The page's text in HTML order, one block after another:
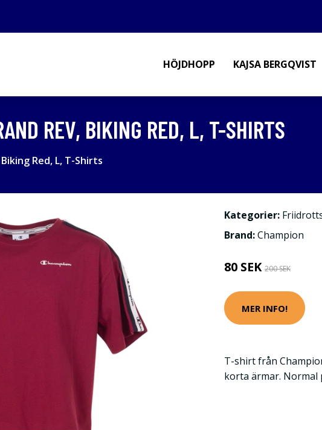
HÖJDHOPP KAJSA BERGQVIST
REV, BIKING RED, L, T-SHIRTS
Red, L, T-Shirts
Kategorier:
Brand:Champion
80 SEK 200 SEK
MER INFO!
T-shirt från
korta ärmar.